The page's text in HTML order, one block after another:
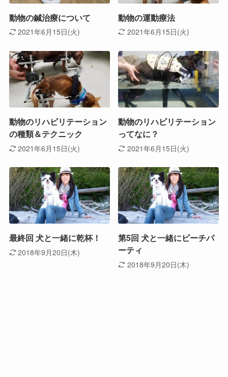
動物の鍼治療について
2021年6月15日(火)
動物の運動療法
2021年6月15日(火)
動物のリハビリテーション
の種類＆テクニック
2021年6月15日(火)
動物のリハビリテーション
ってなに？
2021年6月15日(火)
最終回 犬と一緒に乾杯！
2018年9月20日(木)
第5回 犬と一緒にビーチパ
ーティ
2018年9月20日(木)